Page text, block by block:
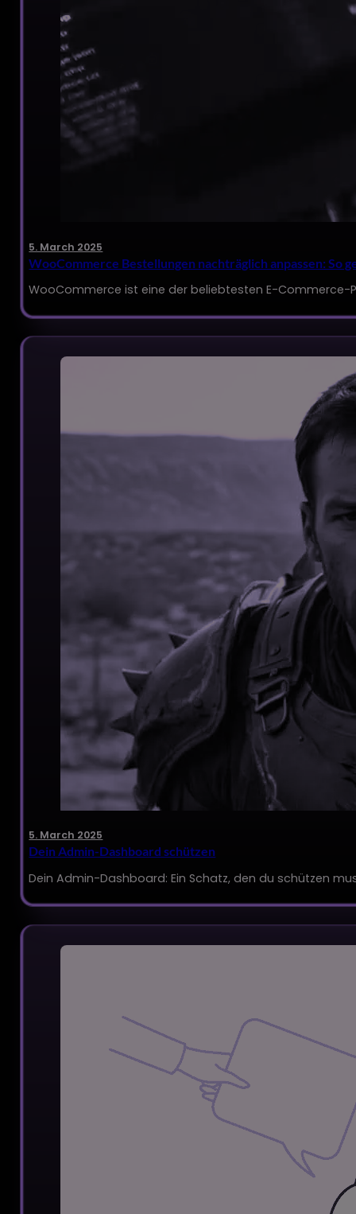
5. March 2025
WooCommerce Bestellungen nachträglich anpassen: So
WooCommerce ist eine der beliebtesten E-
5. March 2025
Dein Admin-Dashboard schützen
Dein Admin-Dashboard: Ein Schatz, den du schützen